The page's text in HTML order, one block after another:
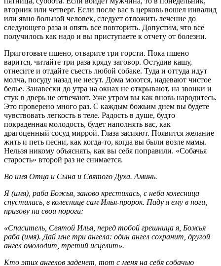
вторник или четверг. Если после вас в церковь вошел инвалид
или явно больной человек, следует отложить лечение до
следующего раза и опять все повторить. Допустим, что все
получилось как надо и вы приступаете к отчету от болезни.
Приготовьте пшено, отварите три горсти. Пока пшено
варится, читайте три раза кряду заговор. Остудив кашу,
отнесите и отдайте съесть любой собаке. Туда и оттуда идут
молча, посуду назад не несут. Дома моются, надевают чистое
белье. Занавески до утра на окнах не открывают, на звонки и
стук в дверь не отвечают. Уже утром вы как вновь народитесь.
Это проверено много раз. С каждым божьим днем вы будете
чувствовать легкость в теле. Радость в душе, будто
покраденная молодость, будет наполнять вас, как
драгоценный сосуд миррой. Глаза засияют. Появится желание
жить и петь песни, как когда-то, когда вы были возле мамы.
Нельзя никому объяснять, как вы себя поправили. «Собачья
старость» второй раз не снимается.
Во имя Отца и Сына и Святого Духа. Аминь.
Я (имя), раба Божья, заново крестилась, с неба колесница
спустилась, в колеснице сам Илья-пророк. Паду я ему в ноги,
призову на свои пороги:
«Спаситель, Святой Илья, перед тобой грешница я, Божья
раба (имя). Дай мне три ангела: один ангел сохранит, другой
ангел омолодит, третий исцелит».
Кто этих ангелов заденет, тот с меня на себя собачью